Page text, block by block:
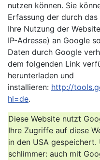
nutzen können. Sie
Erfassung der durch
Ihre Nutzung der
IP-Adresse) an Google
Daten durch Google
dem folgenden Link
herunterladen und
installieren: http://
hl=de.
Diese Website nutzt
Ihre Zugriffe auf diese
in den USA
schlimmer: auch mit